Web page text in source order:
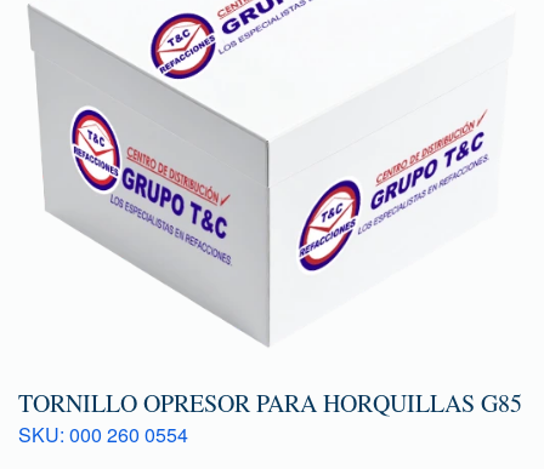
TORNILLO OPRESOR PARA HORQUILLAS G85
SKU: 000 260 0554